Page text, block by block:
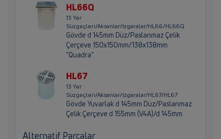
HL66Q
13 Yer
Süzgeçleri/Aksanlar/Izgaralar/HL66/HL66Q
Gövde d 145mm Düz/Paslanmaz Çelik
Çerçeve 150x150mm/138x138mm
"Quadra"
HL67
13 Yer
Süzgeçleri/Aksanlar/Izgaralar/HL67/HL67
Gövde Yuvarlak d 145mm Düz/Paslanmaz
Çelik Çerçeve d 155mm (V4A)/d 145mm
Alternatif Parçalar